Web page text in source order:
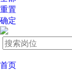
重置
确定
首页